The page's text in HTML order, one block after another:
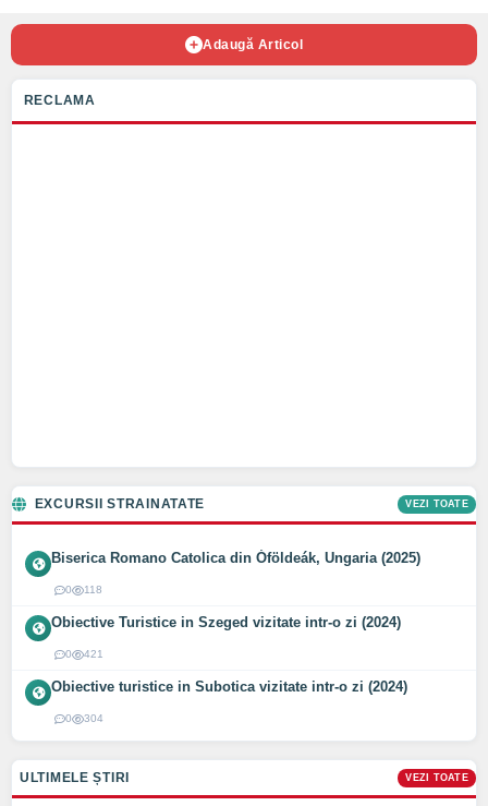
Adaugă Articol
RECLAMA
EXCURSII STRAINATATE VEZI TOATE
Biserica Romano Catolica din Óföldeák, Ungaria (2025)
0 118
Obiective Turistice in Szeged vizitate intr-o zi (2024)
0 421
Obiective turistice in Subotica vizitate intr-o zi (2024)
0 304
ULTIMELE ȘTIRI VEZI TOATE